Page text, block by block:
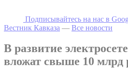
Подписывайтесь на наc в
Вестник Кавказа — Все новости
В развитие
вложат свыше 10 млрд